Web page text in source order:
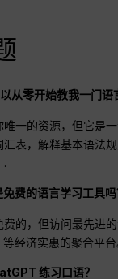
从零开始教我一门语
一的资源，但它是一
汇表，解释基本语法
.
费的语言学习工具吗
的，但访问最先进
经济实惠的聚合平台
练习口语？